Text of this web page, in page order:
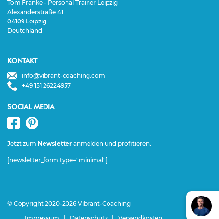
Tom Franke - Personal Trainer Leipzig
Alexanderstraße 41
04109 Leipzig
Deutchland
KONTAKT
info@vibrant-coaching.com
+49 151 26224957
SOCIAL MEDIA
Jetzt zum Newsletter anmelden und profitieren.
[newsletter_form type="minimal"]
© Copyright 2020-2026 Vibrant-Coaching